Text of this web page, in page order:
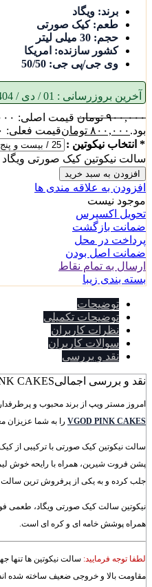
برند: ویگاد
طعم: کیک صورتی
حجم: 30 میلی لیتر
کشور سازنده: امریکا
وی جی/پی جی: 50/50
آخرین بروزرسانی : 01 / دی / 1404
۹۰۰,۰۰۰ تومان
بود. ۸۰۰,۰۰۰ تومانقیمت فعلی: ۸۰۰,۰۰۰ تومان.
* انتخاب نیکوتین :
سالت نیکوتین کیک صورتی
افزودن به سبد خرید
افزودن به علاقه مندی ها
موجود نیست
تحویل اکسپرس
ضمانت بازگشت
پرداخت در محل
ضمانت اصل بودن
ارسال به تمام نقاط
بسته بندی زیبا
توضیحات
توضیحات تکمیلی
نظرات کاربران
سوالات کاربران
نقد و بررسی
نقد و بررسی اجمالیCAKES
امروز مستر ویپ از برند محبوب و
VGOD PINK CAKES را به شما عزیزان
سالت نیکوتین کیک صورتی با ترکیبی از
پشن فروت شیرین، همراه با رایحه خوش
جلب کرده و به یکی از پرفروش ترین سالت
نیکوتین سالت کیک صورتی ویگاد، طعمی
همراه پوشش خامه ای و کره ای است.
لطفا توجه فرمایید: سالت نیکوتین ها تنها
مقاومت بالا و خروجی ضعیف ساخته شده اند